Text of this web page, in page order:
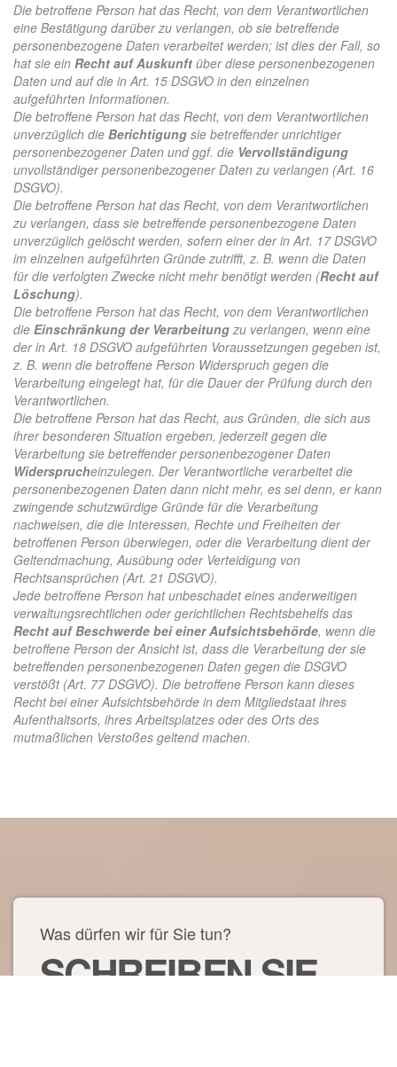
Die betroffene Person hat das Recht, von dem Verantwortlichen
eine Bestätigung darüber zu verlangen, ob sie betreffende
personenbezogene Daten verarbeitet werden; ist dies der Fall, so
hat sie ein Recht auf Auskunft über diese personenbezogenen
Daten und auf die in Art. 15 DSGVO in den einzelnen
aufgeführten Informationen.
Die betroffene Person hat das Recht, von dem Verantwortlichen
unverzüglich die Berichtigung sie betreffender unrichtiger
personenbezogener Daten und ggf. die Vervollständigung
unvollständiger personenbezogener Daten zu verlangen (Art. 16
DSGVO).
Die betroffene Person hat das Recht, von dem Verantwortlichen
zu verlangen, dass sie betreffende personenbezogene Daten
unverzüglich gelöscht werden, sofern einer der in Art. 17 DSGVO
im einzelnen aufgeführten Gründe zutrifft, z. B. wenn die Daten
für die verfolgten Zwecke nicht mehr benötigt werden (Recht auf
Löschung).
Die betroffene Person hat das Recht, von dem Verantwortlichen
die Einschränkung der Verarbeitung zu verlangen, wenn eine
der in Art. 18 DSGVO aufgeführten Voraussetzungen gegeben ist,
z. B. wenn die betroffene Person Widerspruch gegen die
Verarbeitung eingelegt hat, für die Dauer der Prüfung durch den
Verantwortlichen.
Die betroffene Person hat das Recht, aus Gründen, die sich aus
ihrer besonderen Situation ergeben, jederzeit gegen die
Verarbeitung sie betreffender personenbezogener Daten
Widersprucheinzulegen. Der Verantwortliche verarbeitet die
personenbezogenen Daten dann nicht mehr, es sei denn, er kann
zwingende schutzwürdige Gründe für die Verarbeitung
nachweisen, die die Interessen, Rechte und Freiheiten der
betroffenen Person überwiegen, oder die Verarbeitung dient der
Geltendmachung, Ausübung oder Verteidigung von
Rechtsansprüchen (Art. 21 DSGVO).
Jede betroffene Person hat unbeschadet eines anderweitigen
verwaltungsrechtlichen oder gerichtlichen Rechtsbehelfs das
Recht auf Beschwerde bei einer Aufsichtsbehörde, wenn die
betroffene Person der Ansicht ist, dass die Verarbeitung der sie
betreffenden personenbezogenen Daten gegen die DSGVO
verstößt (Art. 77 DSGVO). Die betroffene Person kann dieses
Recht bei einer Aufsichtsbehörde in dem Mitgliedstaat ihres
Aufenthaltsorts, ihres Arbeitsplatzes oder des Orts des
mutmaßlichen Verstoßes geltend machen.
Was dürfen wir für Sie tun?
SCHREIBEN SIE